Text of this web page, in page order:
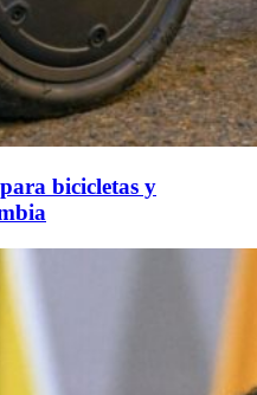
bicicletas y